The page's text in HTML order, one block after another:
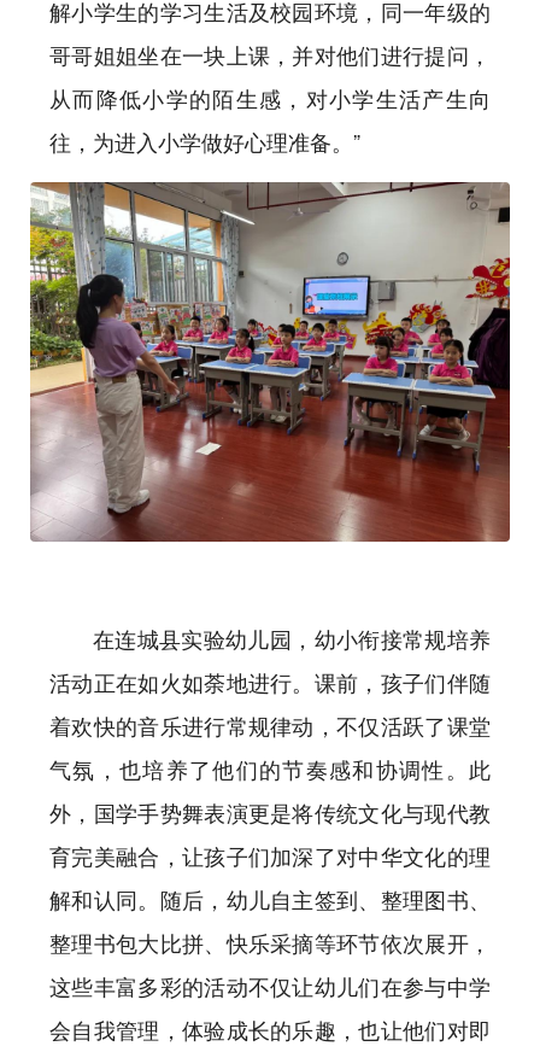
解小学生的学习生活及校园环境，同一年级的
哥哥姐姐坐在一块上课，并对他们进行提问，
从而降低小学的陌生感，对小学生活产生向
往，为进入小学做好心理准备。”
在连城县实验幼儿园，幼小衔接常规培养
活动正在如火如荼地进行。课前，孩子们伴随
着欢快的音乐进行常规律动，不仅活跃了课堂
气氛，也培养了他们的节奏感和协调性。此
外，国学手势舞表演更是将传统文化与现代教
育完美融合，让孩子们加深了对中华文化的理
解和认同。随后，幼儿自主签到、整理图书、
整理书包大比拼、快乐采摘等环节依次展开，
这些丰富多彩的活动不仅让幼儿们在参与中学
会自我管理，体验成长的乐趣，也让他们对即